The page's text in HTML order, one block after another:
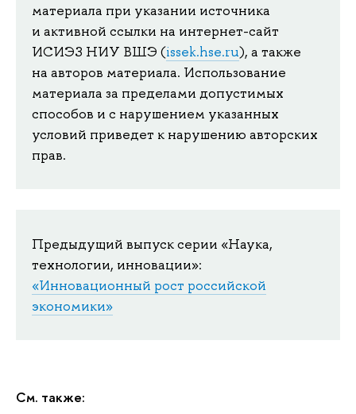
материала при указании источника
и активной ссылки на интернет-сайт
ИСИЭЗ НИУ ВШЭ (issek.hse.ru), а также
на авторов материала. Использование
материала за пределами допустимых
способов и с нарушением указанных
условий приведет к нарушению авторских
прав.
Предыдущий выпуск серии «Наука,
технологии, инновации»:
«Инновационный рост российской
экономики»
См. также: